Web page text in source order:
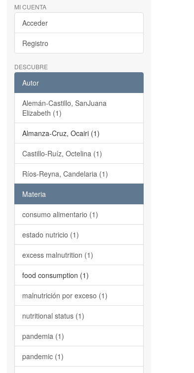
MI CUENTA
Acceder
Registro
DESCUBRE
Autor
Alemán-Castillo, SanJuana
Elizabeth (1)
Almanza-Cruz, Ocairi (1)
Castillo-Ruíz, Octelina (1)
Ríos-Reyna, Candelaria (1)
Materia
consumo alimentario (1)
estado nutricio (1)
excess malnutrition (1)
food consumption (1)
malnutrición por exceso (1)
nutritional status (1)
pandemia (1)
pandemic (1)